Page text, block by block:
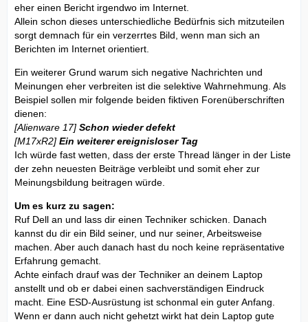
eher einen Bericht irgendwo im Internet.
Allein schon dieses unterschiedliche Bedürfnis sich mitzuteilen
sorgt demnach für ein verzerrtes Bild, wenn man sich an
Berichten im Internet orientiert.
Ein weiterer Grund warum sich negative Nachrichten und
Meinungen eher verbreiten ist die selektive Wahrnehmung. Als
Beispiel sollen mir folgende beiden fiktiven Forenüberschriften
dienen:
[Alienware 17] Schon wieder defekt
[M17xR2] Ein weiterer ereignisloser Tag
Ich würde fast wetten, dass der erste Thread länger in der Liste
der zehn neuesten Beiträge verbleibt und somit eher zur
Meinungsbildung beitragen würde.
Um es kurz zu sagen:
Ruf Dell an und lass dir einen Techniker schicken. Danach
kannst du dir ein Bild seiner, und nur seiner, Arbeitsweise
machen. Aber auch danach hast du noch keine repräsentative
Erfahrung gemacht.
Achte einfach drauf was der Techniker an deinem Laptop
anstellt und ob er dabei einen sachverständigen Eindruck
macht. Eine ESD-Ausrüstung ist schonmal ein guter Anfang.
Wenn er dann auch nicht gehetzt wirkt hat dein Laptop gute